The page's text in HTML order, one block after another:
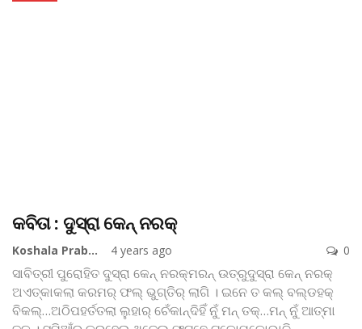
କବିତା : ଦୁସ୍‌ରା କେନ୍ ନରକ୍
Koshala Prabaha 4 years ago 0
ସାବିତ୍ରୀ ପୁରୋହିତଦୁସ୍‌ରା କେନ୍ ନରକ୍ମରନ୍ ଉତ୍‌ରୁଦୁସ୍‌ରା କେନ୍ ନରକ୍
ଅଏତ୍‌କାକଲା କରମର୍ ଫଲ୍ ଭୁଗ୍‌ତିର୍ ଲାଗି । ଇନେ ତ କଲ୍ ବଲ୍ଡହକ୍
ବିକଲ୍…ଅଠିପହର୍ତତଲା ଲୁହାର୍ ଚେଁକାନ୍ଦିହିଁ ନୁଁ ମନ୍ ତକ୍…ମନ୍ ନୁଁ ଆତ୍ମା